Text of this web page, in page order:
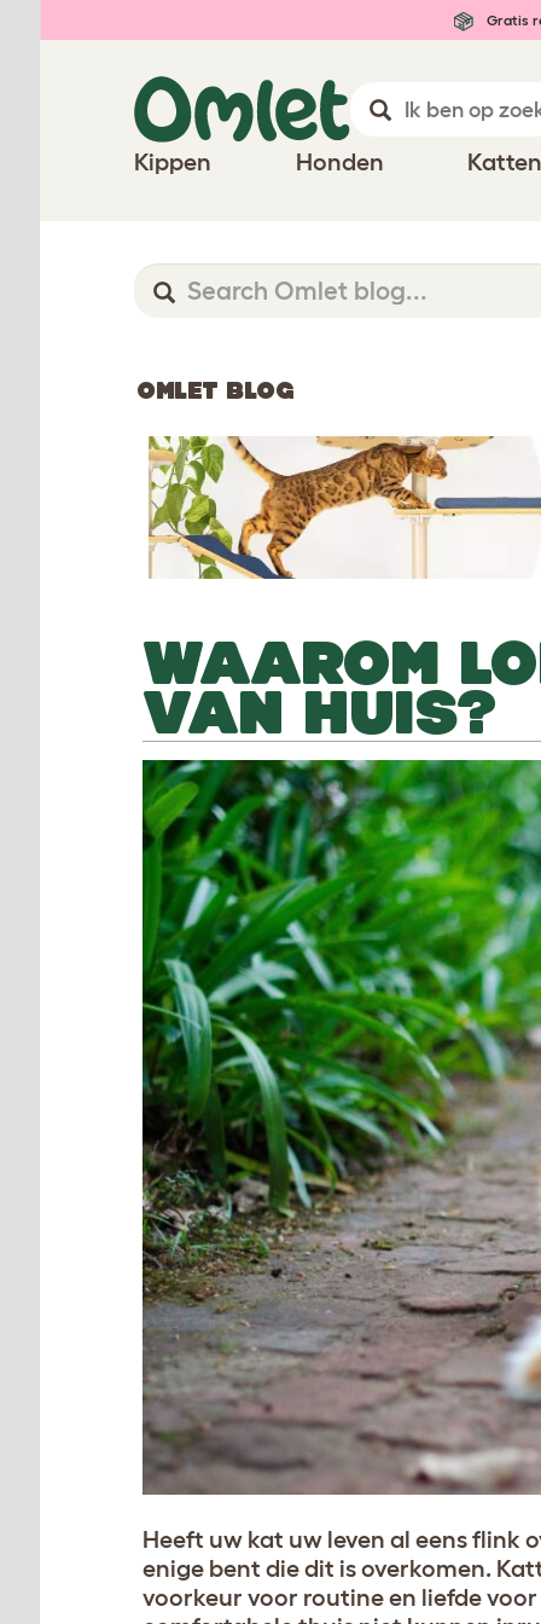
Gratis
Kippen Honden
OMLET BLOG
WAAROM
VAN HUIS?
Heeft uw kat uw leven al eens flink
enige bent die dit is overkomen.
voorkeur voor routine en liefde